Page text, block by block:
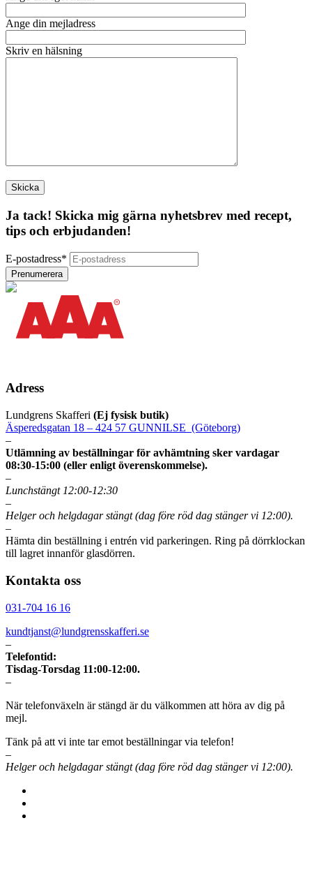
Ange din mejladress
Skriv en hälsning
Ja tack! Skicka mig gärna nyhetsbrev med recept,
tips och erbjudanden!
E-postadress*
Adress
Lundgrens Skafferi (Ej fysisk butik)
Äsperedsgatan 18 – 424 57 GUNNILSE (Göteborg)
–
Utlämning av beställningar för avhämtning sker vardagar
08:30-15:00 (eller enligt överenskommelse).
–
Lunchstängt 12:00-12:30
–
Helger och helgdagar stängt (dag före röd dag stänger vi 12:00).
–
Hämta din beställning i entrén vid parkeringen. Ring på dörrklockan
till lagret innanför glasdörren.
Kontakta oss
031-704 16 16
kundtjanst@lundgrensskafferi.se
–
Telefontid:
Tisdag-Torsdag 11:00-12:00.
–
När telefonväxeln är stängd är du välkommen att höra av dig på
mejl.
Tänk på att vi inte tar emot beställningar via telefon!
–
Helger och helgdagar stängt (dag före röd dag stänger vi 12:00).